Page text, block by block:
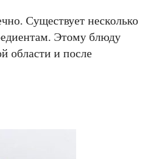
Существует несколько
Этому блюду
области и после